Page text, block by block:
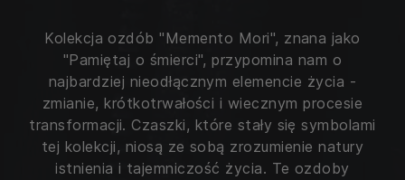
Kolekcja ozdób "Memento Mori", znana jako
"Pamiętaj o śmierci", przypomina nam o
najbardziej nieodłącznym elemencie życia -
zmianie, krótkotrwałości i wiecznym procesie
transformacji. Czaszki, które stały się symbolami
tej kolekcji, niosą ze sobą zrozumienie natury
istnienia i tajemniczość życia. Te ozdoby